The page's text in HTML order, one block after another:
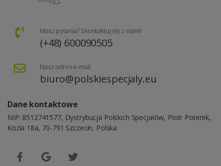
Masz pytania? Skontaktuj się z nami!
(+48) 600090505
Nasz adres e-mail
biuro@polskiespecjaly.eu
Dane kontaktowe
NIP: 8512741577, Dystrybucja Polskich Specjałów, Piotr Poterek,
Kozia 18a, 70-791 Szczecin, Polska